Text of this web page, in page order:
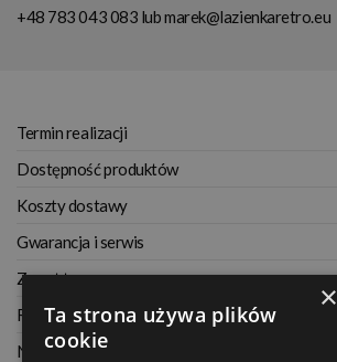
+48 783 043 083 lubmarek@lazienkaretro.eu
Termin realizacji
Dostępność produktów
Koszty dostawy
Gwarancja i serwis
Zwrot towaru
Regulamin
Najczęściej zadawane pytania
×
Ta strona używa plików
cookie